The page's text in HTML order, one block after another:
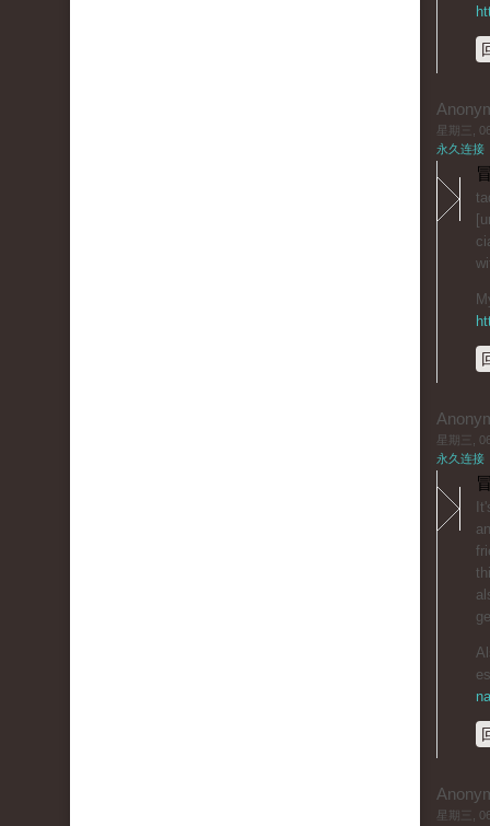
星期三,
永久连接
星期三,
永久连接
星期三,